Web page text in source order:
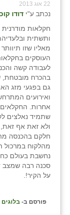
22 אוג 2013
נכתב ע"י דודו
חקלאות
ותשתית
מאליו שזו תיוותר
העוסקים
לעבודה קשה
בהכרח מובטחת,
גם בפגעי מזג
ואירועים
אחרות.
שתמיד נאלצים
ולא זאת אף זאת,
חלקם בהכנסה
מהלקוח במרכול
נחשבת בעולם
סכנה רבה שמצב
על הקיר!.
פורסם ב- בלוגים
עין תמר
עמרים
רמות השבים
רמת הדר
שבי ציון